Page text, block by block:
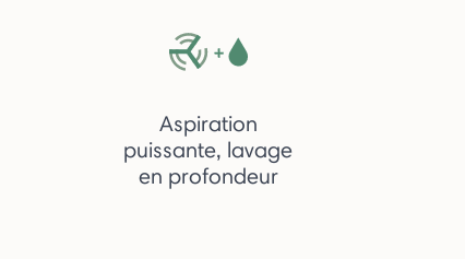
Aspiration
puissante, lavage
en profondeur